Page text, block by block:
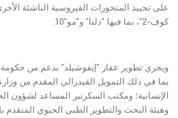
على تحييد المتحورات الفيروسية الناشئة
كوف-2"، بما فيها "دلتا" و"مو"10.
ويجري تطوير عقار "إيفوشيلد" بدعم من حكومة
بما في ذلك التمويل الفيدرالي المقدم من
الإنسانية؛ ومكتب السكرتير المساعد لشؤون
وهيئة البحث والتطوير الطبي الحيوي المتقدم